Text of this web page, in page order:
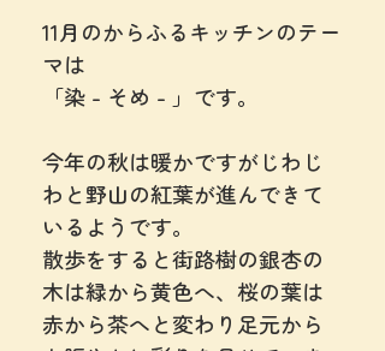
11月のからふるキッチンのテー
マは
「染 - そめ - 」です。
今年の秋は暖かですがじわじ
わと野山の紅葉が進んできて
いるようです。
散歩をすると街路樹の銀杏の
木は緑から黄色へ、桜の葉は
赤から茶へと変わり足元から